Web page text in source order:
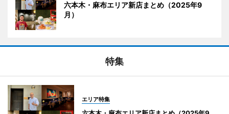
六本木・麻布エリア新店まとめ（2025年9
月）
特集
エリア特集